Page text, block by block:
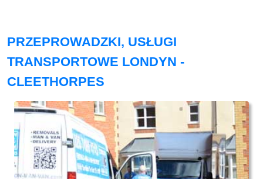
PRZEPROWADZKI, USŁUGI
TRANSPORTOWE LONDYN -
CLEETHORPES